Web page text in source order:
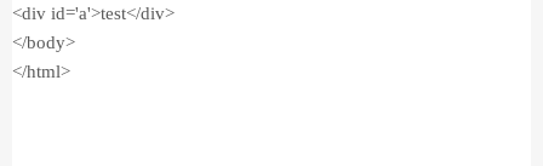
<div id='a'>test</div>
</body>
</html>